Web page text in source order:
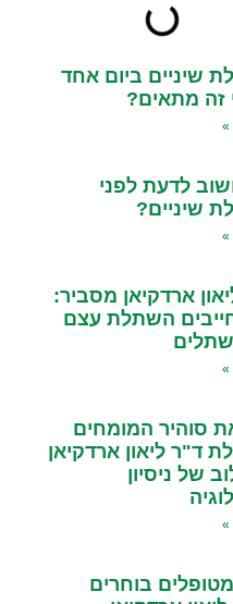
שיניים ביום אחד
זה מתאים?
»
לדעת לפני
שיניים?
»
ארדקיאן מסביר:
השתלת עצם
»
סוהיר המומחים
ד"ר ליאון ארדקיאן
של ניסיון
»
בוחרים